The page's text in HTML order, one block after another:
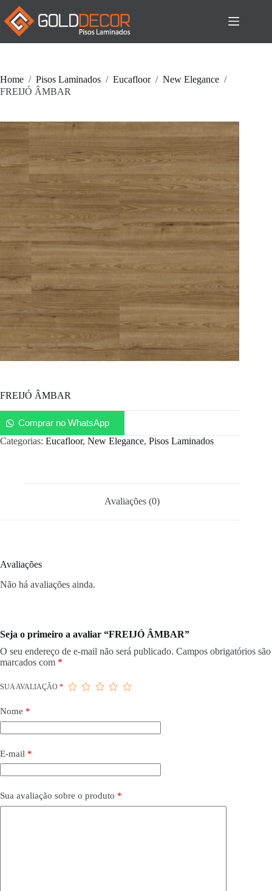
Pular
para
conteúdo
Home / Pisos Laminados / Eucafloor / New Elegance /
FREIJÓ ÂMBAR
FREIJÓ ÂMBAR
Comprar no WhatsApp
Categorias: Eucafloor, New Elegance, Pisos Laminados
Avaliações (0)
Avaliações
Não há avaliações ainda.
Seja o primeiro a avaliar “FREIJÓ ÂMBAR”
O seu endereço de e-mail não será publicado. Campos obrigatórios são
marcados com *
SUA AVALIAÇÃO *
Nome *
E-mail *
Sua avaliação sobre o produto *